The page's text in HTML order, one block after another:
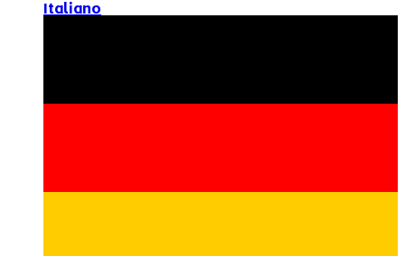
Italiano